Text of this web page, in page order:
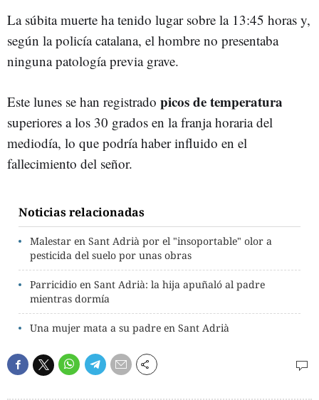
La súbita muerte ha tenido lugar sobre la 13:45 horas y,
según la policía catalana, el hombre no presentaba
ninguna patología previa grave.
Este lunes se han registrado picos de temperatura
superiores a los 30 grados en la franja horaria del
mediodía, lo que podría haber influido en el
fallecimiento del señor.
Noticias relacionadas
Malestar en Sant Adrià por el "insoportable" olor a
pesticida del suelo por unas obras
Parricidio en Sant Adrià: la hija apuñaló al padre
mientras dormía
Una mujer mata a su padre en Sant Adrià